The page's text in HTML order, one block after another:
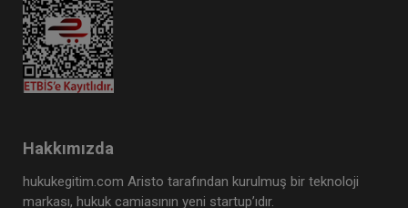
Hakkımızda
hukukegitim.com Aristo tarafından kurulmuş bir teknoloji
markası, hukuk camiasının yeni startup’ıdır.